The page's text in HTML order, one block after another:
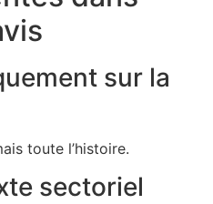
sur la
toute l’histoire.
sectoriel